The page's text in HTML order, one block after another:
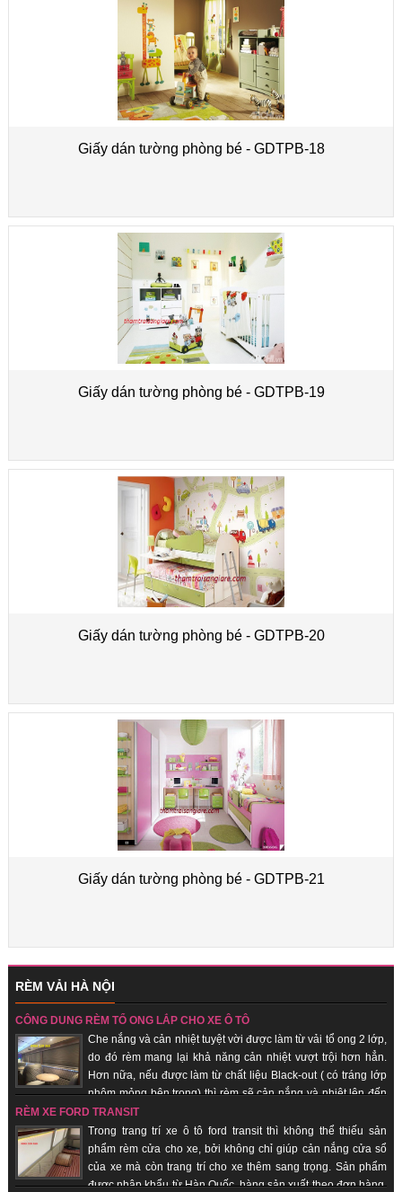
Giấy dán tường phòng bé - GDTPB-18
Giấy dán tường phòng bé - GDTPB-19
Giấy dán tường phòng bé - GDTPB-20
Giấy dán tường phòng bé - GDTPB-21
RÈM VẢI HÀ NỘI
CÔNG DỤNG RÈM TỔ ONG LẮP CHO XE Ô TÔ
Che nắng và cản nhiệt tuyệt vời được làm từ vải tổ ong 2 lớp,
do đó rèm mang lại khả năng cản nhiệt vượt trội hơn hẳn.
Hơn nữa, nếu được làm từ chất liệu Black-out ( có tráng lớp
nhôm mỏng bên trong) thì rèm sẽ cản nắng và nhiệt lên đến
100%. Hàng sản xuất theo đơn hàng, giao hàng nhanh, uy tín, chất lượng.
RÈM XE FORD TRANSIT
Trong trang trí xe ô tô ford transit thì không thể thiếu sản
phẩm rèm cửa cho xe, bởi không chỉ giúp cản nắng cửa sổ
của xe mà còn trang trí cho xe thêm sang trọng. Sản phẩm
được nhập khẩu từ Hàn Quốc, hàng sản xuất theo đơn hàng,